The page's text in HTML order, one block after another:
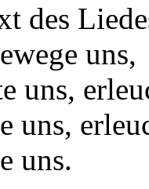
des
uns,
uns,
uns,
uns.